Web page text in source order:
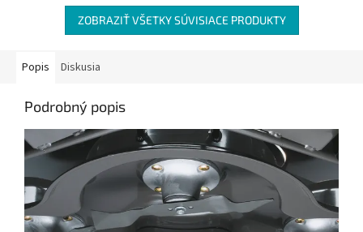
ZOBRAZIŤ VŠETKY SÚVISIACE PRODUKTY
Popis Diskusia
Podrobný popis